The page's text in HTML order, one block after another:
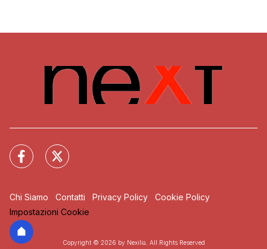
Chi Siamo Contatti Privacy Policy
Cookie Policy
Impostazioni Cookie
Copyright © 2026 by Nexilia. All Rights Reserved